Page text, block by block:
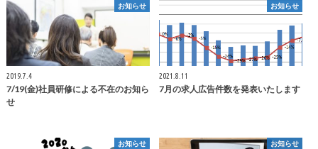
お知らせ
2019.7.4
7/19(金)社員研修による不在のお知ら
せ
お知らせ
2021.8.11
7月の求人広告件数を発表いたします
お知らせ お知らせ